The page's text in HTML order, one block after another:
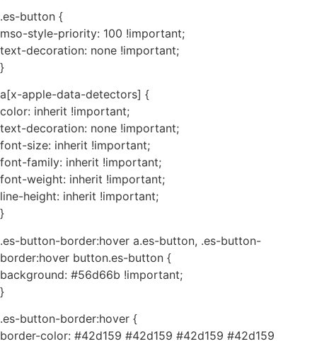
.es-button {
mso-style-priority: 100 !important;
text-decoration: none !important;
}
a[x-apple-data-detectors] {
color: inherit !important;
text-decoration: none !important;
font-size: inherit !important;
font-family: inherit !important;
font-weight: inherit !important;
line-height: inherit !important;
}
.es-button-border:hover a.es-button, .es-button-
border:hover button.es-button {
background: #56d66b !important;
}
.es-button-border:hover {
border-color: #42d159 #42d159 #42d159 #42d159